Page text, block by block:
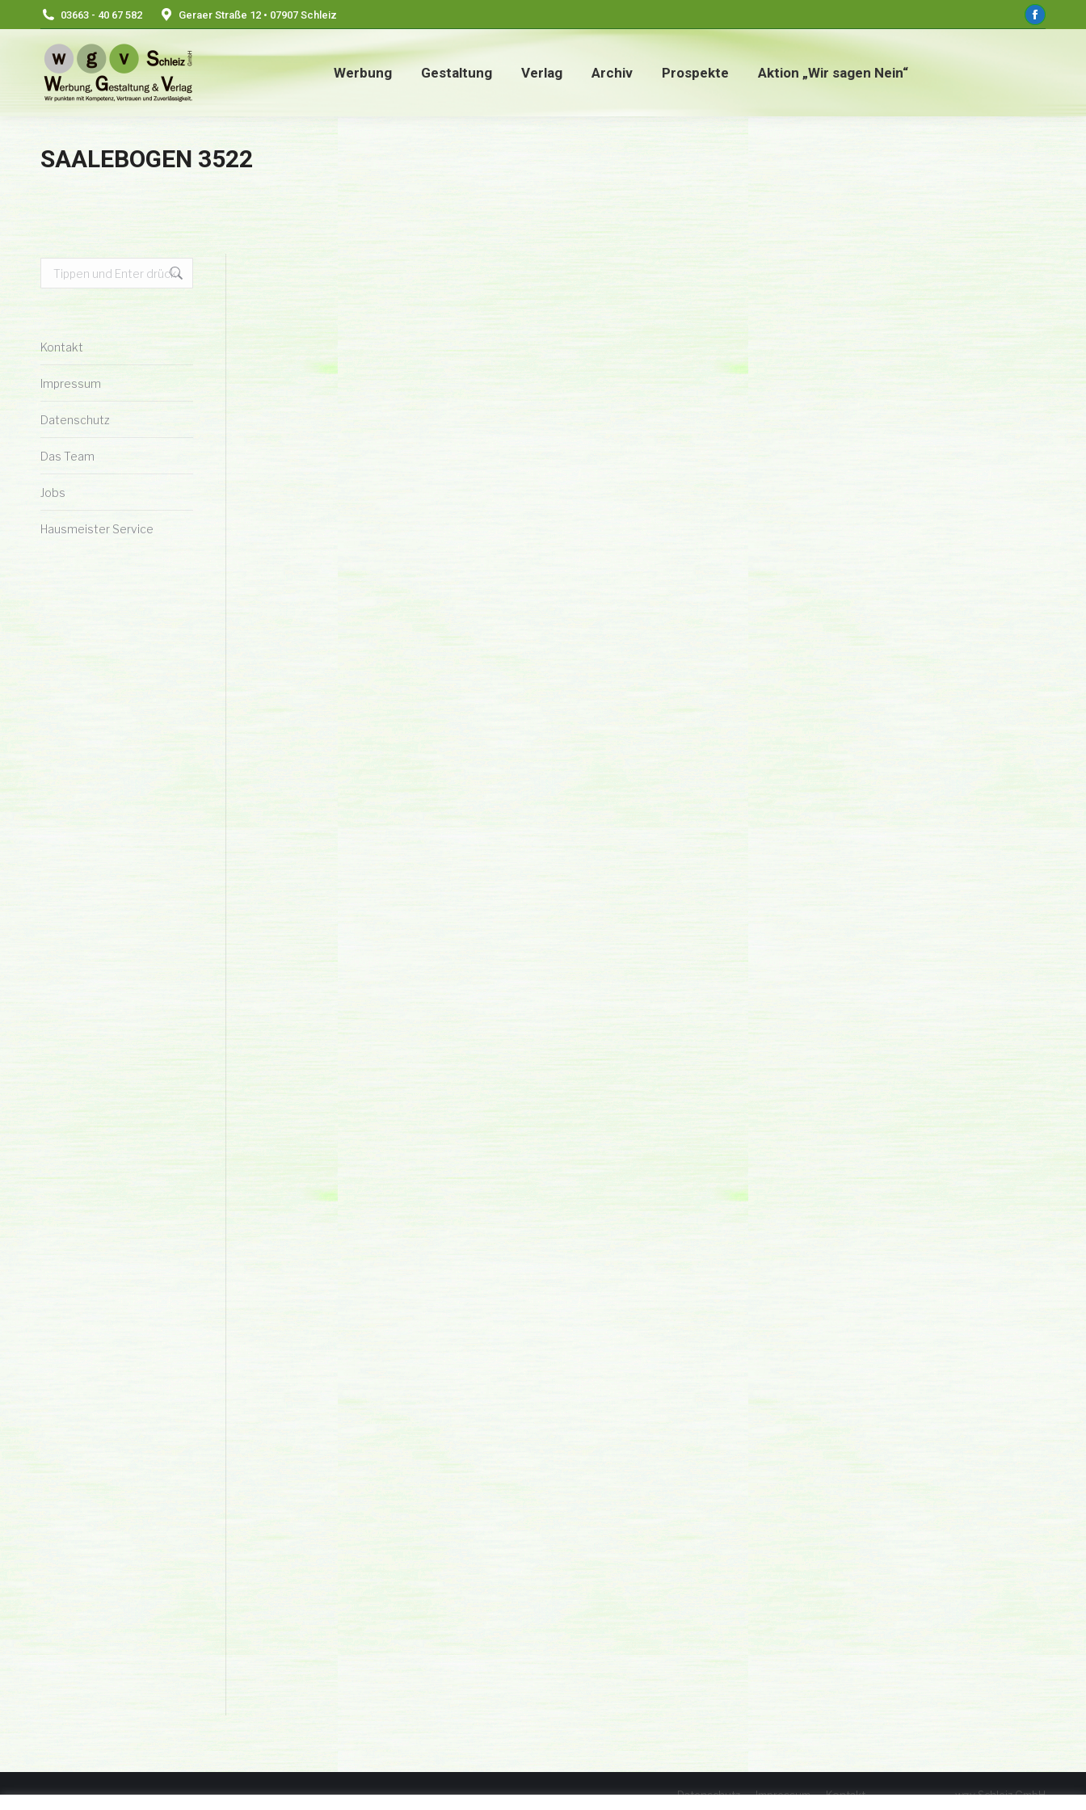
03663 - 40 67 582 Geraer Straße 12 • 07907 Schleiz
Werbung Gestaltung Verlag Archiv Prospekte Aktion „Wir sagen Nein“
SAALEBOGEN 3522
Search:
Kontakt
Impressum
Datenschutz
Das Team
Jobs
Hausmeister Service
Datenschutz Impressum Kontakt
wgv Schleiz GmbH
window